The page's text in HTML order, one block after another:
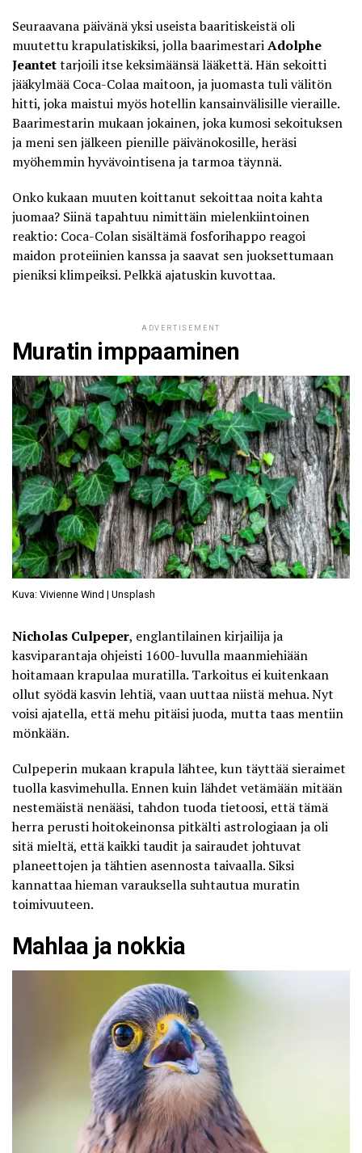
Seuraavana päivänä yksi useista baaritiskeistä oli
muutettu krapulatiskiksi, jolla baarimestariAdolphe
Jeantettarjoiliitse keksimäänsä lääkettä. Hän sekoitti
jääkylmää Coca-Colaa maitoon, ja juomasta tuli välitön
hitti, joka maistui myös hotellin kansainvälisille vieraille.
Baarimestarin mukaan jokainen, joka kumosi sekoituksen
ja meni sen jälkeen pienille päivänokosille, heräsi
myöhemmin hyvävointisena ja tarmoa täynnä.
Onko kukaan muuten koittanut sekoittaa noita kahta
juomaa? Siinä tapahtuu nimittäin mielenkiintoinen
reaktio: Coca-Colan sisältämä fosforihappo reagoi
maidon proteiinien kanssa ja saavat sen juoksettumaan
pieniksi klimpeiksi. Pelkkä ajatuskin kuvottaa.
ADVERTISEMENT
Muratin imppaaminen
Kuva: Vivienne Wind | Unsplash
Nicholas Culpeper, englantilainen kirjailija ja
kasviparantaja ohjeisti 1600-luvulla maanmiehiään
hoitamaan krapulaa muratilla. Tarkoitus ei kuitenkaan
ollut syödä kasvin lehtiä, vaan uuttaa niistä mehua. Nyt
voisi ajatella, että mehu pitäisi juoda, mutta taas mentiin
mönkään.
Culpeperin mukaan krapula lähtee, kuntäyttää sieraimet
tuolla kasvimehulla. Ennen kuin lähdet vetämään mitään
nestemäistä nenääsi, tahdon tuoda tietoosi, että tämä
herra perusti hoitokeinonsa pitkälti astrologiaan ja oli
sitä mieltä, että kaikki taudit ja sairaudet johtuvat
planeettojen ja tähtien asennosta taivaalla. Siksi
kannattaa hieman varauksella suhtautua muratin
toimivuuteen.
Mahlaa ja nokkia